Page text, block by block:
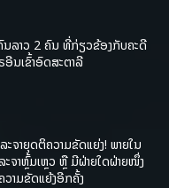
ນລາວ 2 ຄົນ ທີ່ກ່ຽວຂ້ອງກັບຄະດີ
ອີນເຂົ້າອົດສະຕາລີ
ະຈາຍຸດຕິຄວາມຂັດແຍ່ງ! ພາຍໃນ
ະຈາຫຼົ້ມເຫຼວ ຫຼື ມີຝ່າຍໃດຝ່າຍໜຶ່ງ
ວາມຂັດແຍ້ງອີກຄັ້ງ